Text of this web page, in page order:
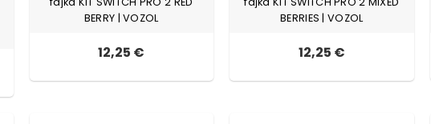
BERRY | VOZOL
12,25 €
BERRIES | VOZOL
12,25 €